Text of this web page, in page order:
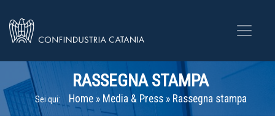
RASSEGNA STAMPA
Sei qui: Home» Media & Press» Rassegna stampa